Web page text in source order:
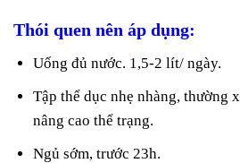
Thói quen nên áp dụng:
Uống đủ nước. 1,5-2 lít/ ngày.
Tập thể dục nhẹ nhàng, thường
nâng cao thể trạng.
Ngủ sớm, trước 23h.